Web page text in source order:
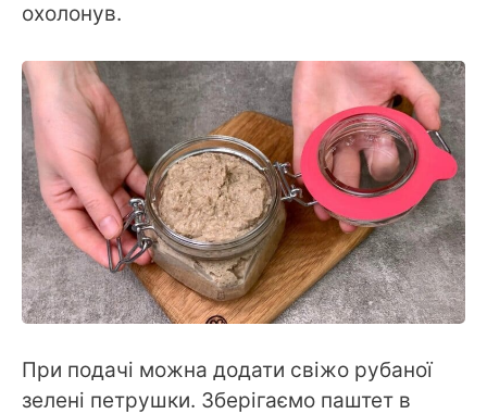
охолонув.
При подачі можна додати свіжо рубаної
зелені петрушки. Зберігаємо паштет в